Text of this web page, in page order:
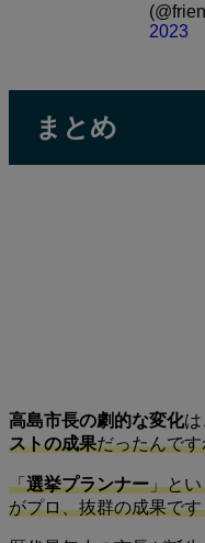
2023
まとめ
高島市長の劇的な変化は
ストの成果だったんで
「選挙プランナー」と
がプロ、抜群の成果です